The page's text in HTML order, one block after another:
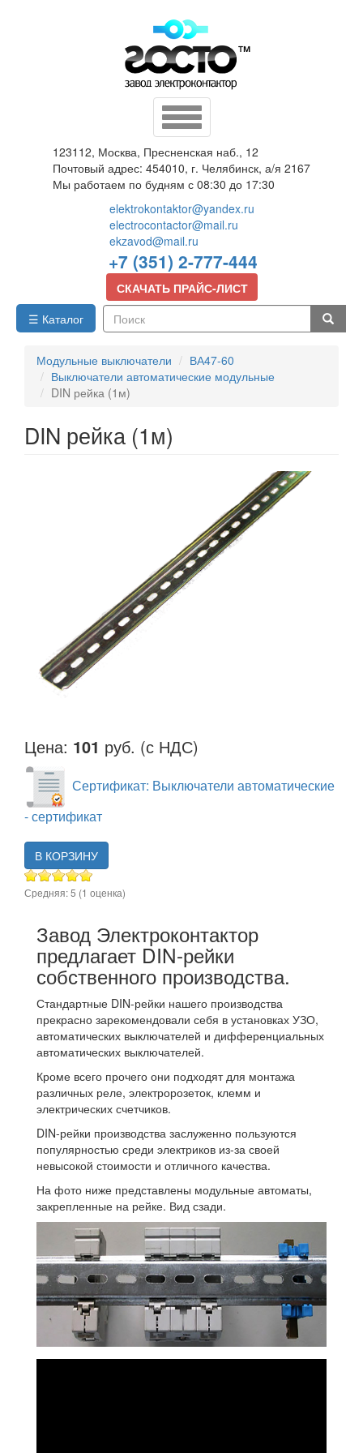
Toggle
navigation
123112, Москва, Пресненская наб., 12
Почтовый адрес: 454010, г. Челябинск, а/я 2167
Мы работаем по будням с 08:30 до 17:30
elektrokontaktor@yandex.ru
electrocontactor@mail.ru
ekzavod@mail.ru
+7 (351) 2-777-444
СКАЧАТЬ ПРАЙС-ЛИСТ
☰ Каталог
Модульные выключатели
ВА47-60
Выключатели автоматические модульные
DIN рейка (1м)
DIN рейка (1м)
Цена: 101 руб. (с НДС)
Сертификат: Выключатели автоматические
- сертификат
В КОРЗИНУ
Средняя:5 (1 оценка)
Завод Электроконтактор
предлагает DIN-рейки
собственного производства.
Стандартные DIN-рейки нашего производства
прекрасно зарекомендовали себя в установках УЗО,
автоматических выключателей и дифференциальных
автоматических выключателей.
Кроме всего прочего они подходят для монтажа
различных реле, электророзеток, клемм и
электрических счетчиков.
DIN-рейки производства заслуженно пользуются
популярностью среди электриков из-за своей
невысокой стоимости и отличного качества.
На фото ниже представлены модульные автоматы,
закрепленные на рейке. Вид сзади.